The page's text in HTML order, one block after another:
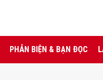
PHẢN BIỆN & BẠN ĐỌC